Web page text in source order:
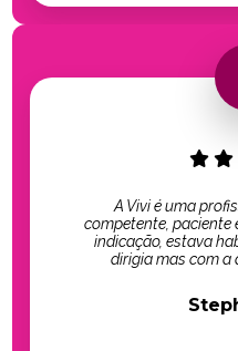
A Vivi é uma
competente, paciente
indicação, estava
dirigia mas com a